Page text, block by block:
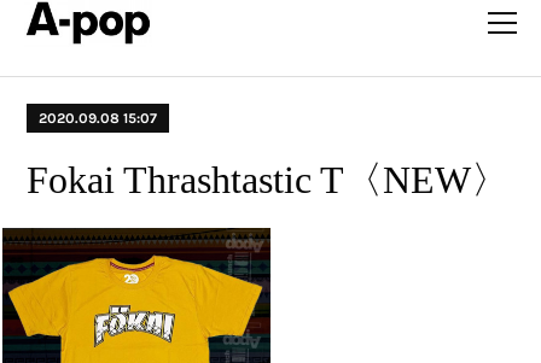
2020.09.08 15:07
Fokai Thrashtastic T〈NEW〉